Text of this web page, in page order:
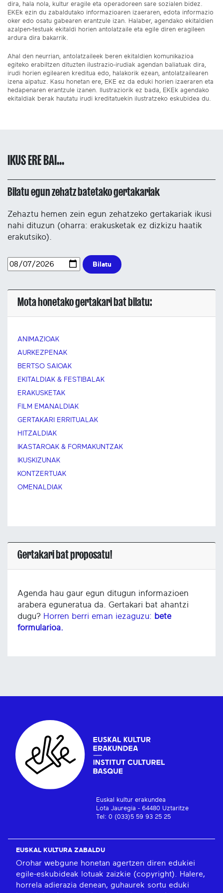
dira, hala nola, kultur eragile eta operadoreen sare sozialen bidez.
EKEk ezin du zabaldutako informazioaren izaeraren, edota informazio
oker edo osatu gabearen erantzule izan. Halaber, agendako ekitaldien
azalpen-testuak ekitaldi horien antolatzaile eta egile diren eragileen
ardura dira bakarrik.
Ahal den neurrian, antolatzaileek beren ekitaldien komunikazioa
egiteko erabiltzen dituzten ilustrazio-irudiak agendan baliatuak dira,
irudi horien egilearen kreditua edo, halakorik ezean, antolatzailearen
izena aipatuz. Kasu honetan ere, EKE ez da eduki horien izaeraren eta
hedapenaren erantzule izanen. Ilustraziorik ez bada, EKEk agendako
ekitaldiak berak hautatu irudi kreditatuekin ilustratzeko eskubidea du.
IKUS ERE BAI...
Bilatu egun zehatz batetako gertakariak
Zehaztu hemen zein egun zehatzeko gertakariak ikusi
nahi dituzun (oharra: erakusketak ez dizkizu haatik
erakutsiko).
Bilatu
Mota honetako gertakari bat bilatu:
ANIMAZIOAK
AURKEZPENAK
BERTSO SAIOAK
EKITALDIAK & FESTIBALAK
ERAKUSKETAK
FILM EMANALDIAK
GERTAKARI ERRITUALAK
HITZALDIAK
IKASTAROAK & FORMAKUNTZAK
IKUSKIZUNAK
KONTZERTUAK
OMENALDIAK
Gertakari bat proposatu!
Agenda hau gaur egun ditugun informazioen
arabera eguneratua da. Gertakari bat ahantzi
dugu? Horren berri eman iezaguzu: bete
formularioa.
Euskal kultur erakundea
Lota Jauregia - 64480 Uztaritze
Tel: 0 (033)5 59 93 25 25
EUSKAL KULTURA ZABALDU
Orohar webgune honetan agertzen diren edukiei
egile-eskubideak lotuak zaizkie (copyright). Halere,
horrela adierazia denean, guhaurek sortu eduki